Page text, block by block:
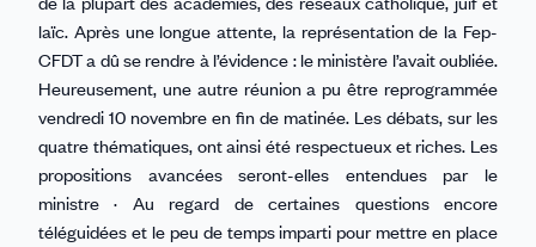
laïc. Après une longue attente, la représentation de la Fep-
CFDT a dû se rendre à l’évidence : le ministère l’avait oubliée.
Heureusement, une autre réunion a pu être reprogrammée
vendredi 10 novembre en fin de matinée. Les débats, sur les
quatre thématiques, ont ainsi été respectueux et riches. Les
propositions avancées seront-elles entendues par le
ministre · Au regard de certaines questions encore
téléguidées et le peu de temps imparti pour mettre en place